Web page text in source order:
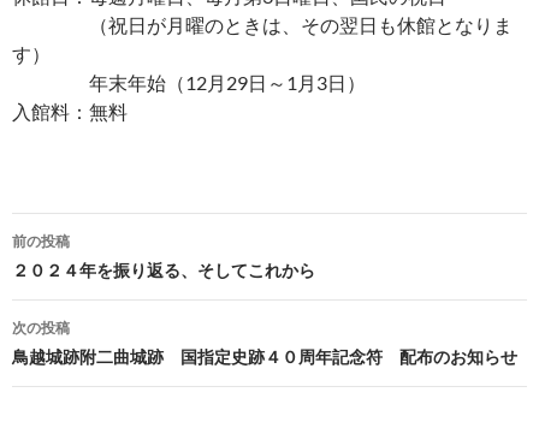
（祝日が月曜のときは、その翌日も休館となりま
す）
年末年始（12月29日～1月3日）
入館料：無料
投
稿
ナ
ビ
ゲ
前の投稿
２０２４年を振り返る、そしてこれから
次の投稿
鳥越城跡附二曲城跡 国指定史跡４０周年記念符 配布のお知らせ